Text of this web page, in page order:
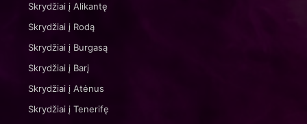
Skrydžiai į Alikantę
Skrydžiai į Rodą
Skrydžiai į Burgasą
Skrydžiai į Barį
Skrydžiai į Atėnus
Skrydžiai į Tenerifę